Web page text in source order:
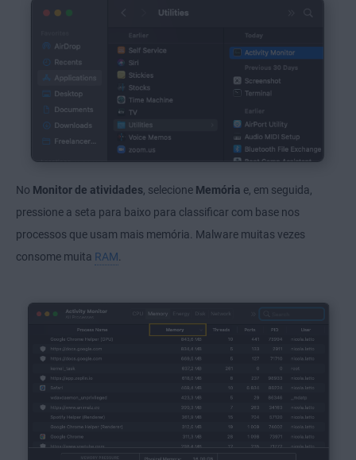
No Monitor de atividades, selecione Memória e, em seguida,
pressione a seta para baixo para classificar com base nos
processos que usam mais memória. Malware muitas vezes
consome muita RAM.